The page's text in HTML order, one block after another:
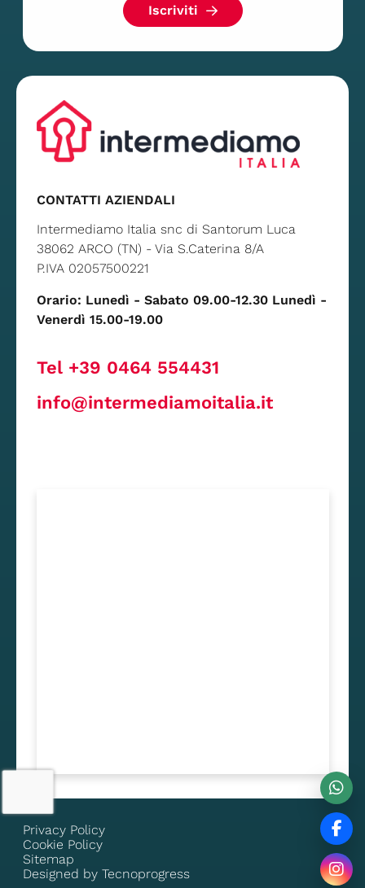
Iscriviti
CONTATTI AZIENDALI
Intermediamo Italia snc di Santorum Luca
38062 ARCO (TN) - Via S.Caterina 8/A
P.IVA 02057500221
Orario: Lunedì - Sabato 09.00-12.30 Lunedì -
Venerdì 15.00-19.00
Tel +39 0464 554431
info@intermediamoitalia.it
Privacy Policy
Cookie Policy
Sitemap
Designed by Tecnoprogress